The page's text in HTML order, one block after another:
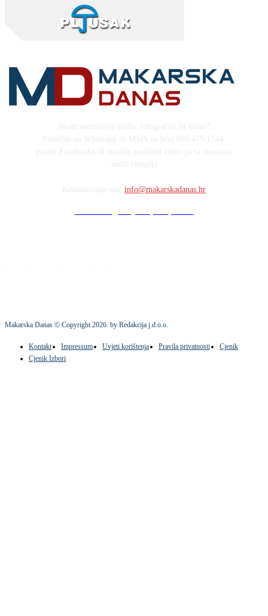
info@makarskadanas.hr
Makarska Danas © Copyright2026. by Redakcija j.d.o.o.
Kontakt Impressum Uvjeti korištenja Pravila privatnosti
Cjenik
Cjenik Izbori